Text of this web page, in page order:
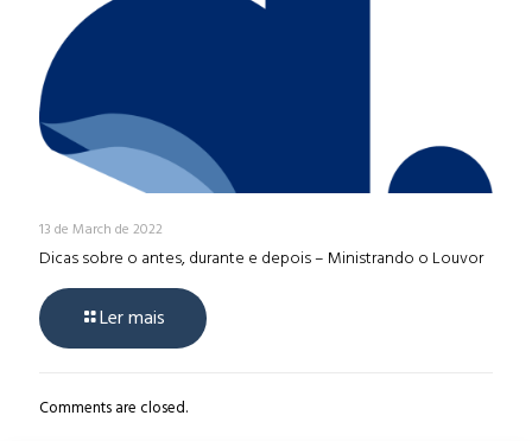
13 de March de 2022
Dicas sobre o antes, durante e depois – Ministrando o Louvor
Ler mais
Comments are closed.